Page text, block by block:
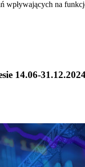
wpływających na
14.06-